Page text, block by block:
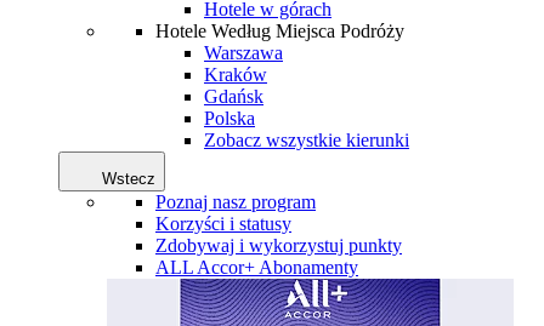
Hotele w górach
Hotele Według Miejsca Podróży
Warszawa
Kraków
Gdańsk
Polska
Zobacz wszystkie kierunki
Wstecz
Poznaj nasz program
Korzyści i statusy
Zdobywaj i wykorzystuj punkty
ALL Accor+ Abonamenty